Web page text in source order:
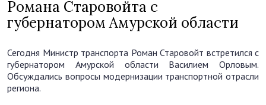
Романа Старовойта с
губернатором Амурской области
Сегодня Министр транспорта Роман Старовойт встретился с
губернатором Амурской области Василием Орловым.
Обсуждались вопросы модернизации транспортной отрасли
региона.